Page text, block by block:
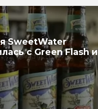
SweetWater
с Green Flash и